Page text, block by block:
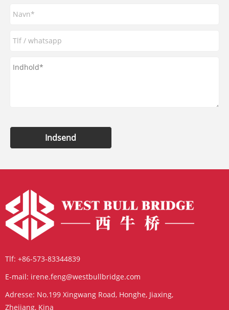
Indsend
Tlf: +86-573-83344839
E-mail: irene.feng@westbullbridge.com
Adresse: No.199 Xingwang Road, Honghe, Jiaxing,
Zhejiang, Kina